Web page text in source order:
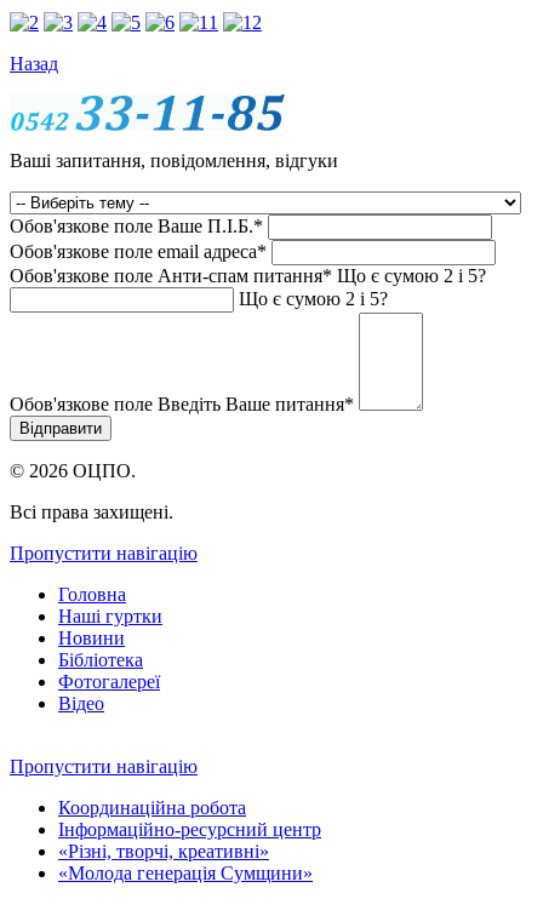
Назад
Ваші запитання, повідомлення, відгуки
Обов'язкове поле Ваше П.I.Б.*
Обов'язкове поле email адреса*
Обов'язкове поле Анти-спам питання* Що є сумою 2 і 5?
Що є сумою 2 і 5?
Обов'язкове поле Введіть Ваше питання*
© 2026 ОЦПО.
Всі права захищені.
Пропустити навігацію
Головна
Наші гуртки
Новини
Бібліотека
Фотогалереї
Відео
Пропустити навігацію
Координаційна робота
Інформаційно-ресурсний центр
«Різні, творчі, креативні»
«Молода генерація Сумщини»